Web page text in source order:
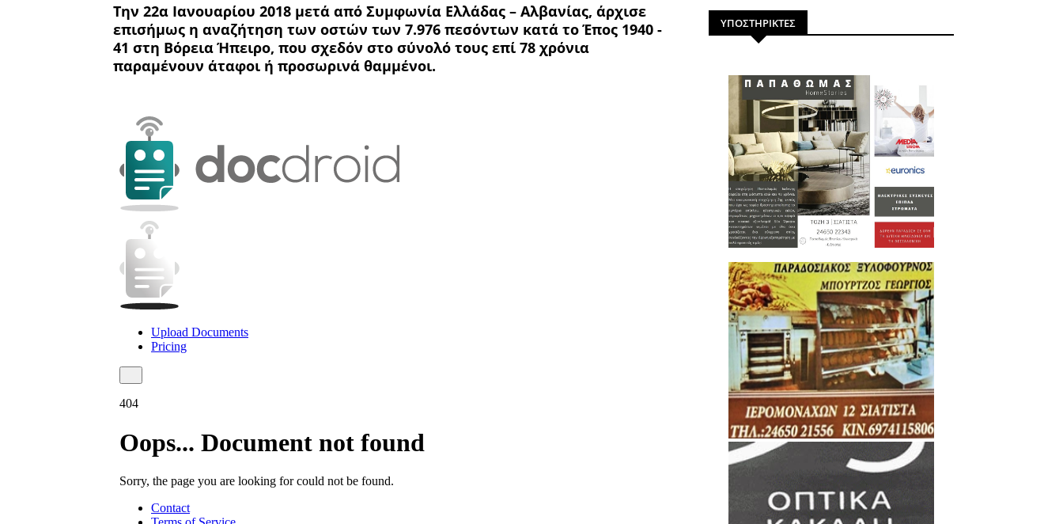
Την 22α Ιανουαρίου 2018 μετά από Συμφωνία Ελλάδας – Αλβανίας, άρχισε
επισήμως η αναζήτηση των οστών των 7.976 πεσόντων κατά το Έπος 1940 -
41 στη Βόρεια Ήπειρο, που σχεδόν στο σύνολό τους επί 78 χρόνια
παραμένουν άταφοι ή προσωρινά θαμμένοι.
ΥΠΟΣΤΗΡΙΚΤΕΣ